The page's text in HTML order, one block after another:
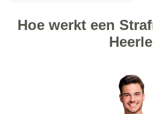
Hoe werkt een